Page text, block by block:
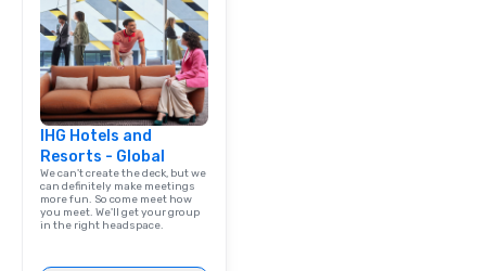
IHG Hotels and
Resorts - Global
We can't create the deck, but we
can definitely make meetings
more fun. So come meet how
you meet. We'll get your group
in the right headspace.